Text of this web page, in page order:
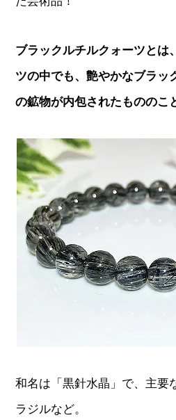
ブラックルチルクォーツとは
ツの中でも、艶やかなブラッ
の鉱物が内包されたもののこ
和名は「黒針水晶」で、主要
ラジルなど。